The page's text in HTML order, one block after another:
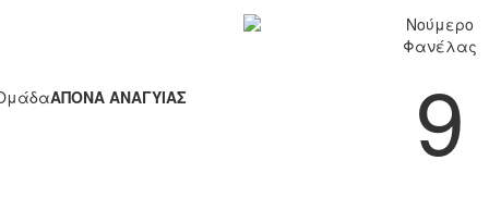
ΑΠΟΝΑ ΑΝΑΓΥΙΑΣ
Νούμερο
Φανέλας
9